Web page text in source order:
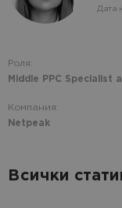
Дата
Роля:
Middle PPC Specialist
Компания:
Netpeak
Всички